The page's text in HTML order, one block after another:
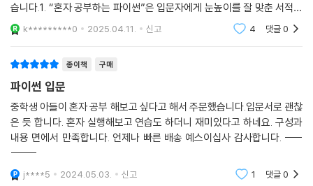
습니다.1. “혼자 공부하는 파이썬”은 입문자에게 눈높이를 잘 맞춘 서적이
라고 생각합니다.2. 입문자에게는 “혼자 공부하는 파이썬”과 “점프 투 파
이썬”이 적
k*********0 2025.04.11. 신고 4 댓글0
종이책 구매
파이썬 입문
중학생 아들이 혼자 공부 해보고 싶다고 해서 주문했습니다.입문서로 괜찮
은 듯 합니다. 혼자 실행해보고 연습도 하더니 재미있다고 하네요. 구성과
내용 면에서 만족합니다. 언제나 빠른 배송 예스이십사 감사합니다. ----
------
j****5 2024.05.03. 신고 1 댓글0